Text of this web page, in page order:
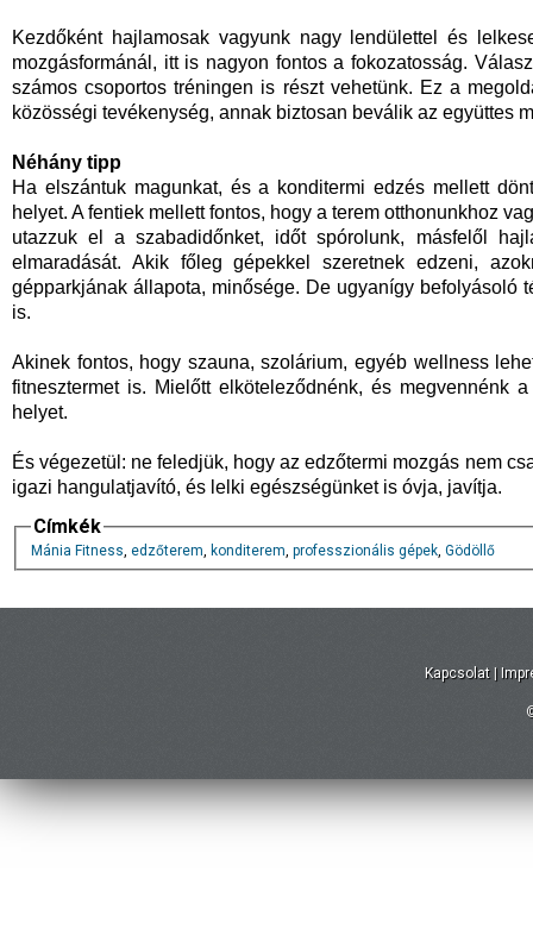
Kezdőként hajlamosak vagyunk nagy lendülettel és
mozgásformánál, itt is nagyon fontos a fokozatosság.
számos csoportos tréningen is részt vehetünk. Ez a
közösségi tevékenység, annak biztosan beválik az együttes
Néhány tipp
Ha elszántuk magunkat, és a konditermi edzés mellett
helyet. A fentiek mellett fontos, hogy a terem otthonunkhoz
utazzuk el a szabadidőnket, időt spórolunk, másfelől
elmaradását. Akik főleg gépekkel szeretnek edzeni,
gépparkjának állapota, minősége. De ugyanígy befolyásoló
is.
Akinek fontos, hogy szauna, szolárium, egyéb wellness
fitnesztermet is. Mielőtt elköteleződnénk, és megvennénk
helyet.
És végezetül: ne feledjük, hogy az edzőtermi mozgás nem
igazi hangulatjavító, és lelki egészségünket is óvja, javítja.
Címkék
Mánia Fitness, edzőterem, konditerem, professzionális gépek, Gödöllő
Kapcsolat |